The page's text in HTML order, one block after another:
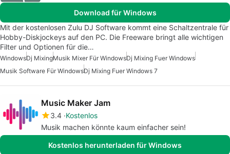
Download für Windows
Mit der kostenlosen Zulu DJ Software kommt eine Schaltzentrale für
Hobby-Diskjockeys auf den PC. Die Freeware bringt alle wichtigen
Filter und Optionen für die…
WindowsDj MixingMusik Mixer Für WindowsDj Mixing Fuer Windows
Musik Software Für WindowsDj Mixing Fuer Windows 7
Music Maker Jam
3.4 Kostenlos
Musik machen könnte kaum einfacher sein!
Kostenlos herunterladen für Windows